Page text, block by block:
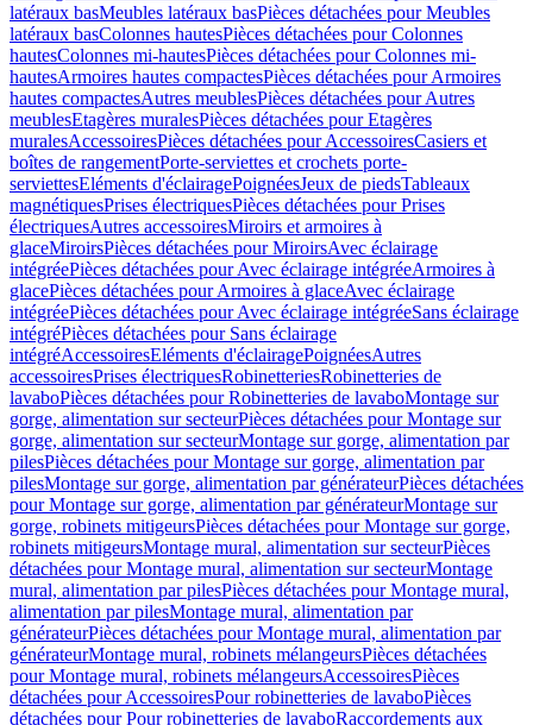
latéraux basMeubles latéraux basPièces détachées pour Meubles
latéraux basColonnes hautesPièces détachées pour Colonnes
hautesColonnes mi-hautesPièces détachées pour Colonnes mi-
hautesArmoires hautes compactesPièces détachées pour Armoires
hautes compactesAutres meublesPièces détachées pour Autres
meublesEtagères muralesPièces détachées pour Etagères
muralesAccessoiresPièces détachées pour AccessoiresCasiers et
boîtes de rangementPorte-serviettes et crochets porte-
serviettesEléments d'éclairagePoignéesJeux de piedsTableaux
magnétiquesPrises électriquesPièces détachées pour Prises
électriquesAutres accessoiresMiroirs et armoires à
glaceMiroirsPièces détachées pour MiroirsAvec éclairage
intégréePièces détachées pour Avec éclairage intégréeArmoires à
glacePièces détachées pour Armoires à glaceAvec éclairage
intégréePièces détachées pour Avec éclairage intégréeSans éclairage
intégréPièces détachées pour Sans éclairage
intégréAccessoiresEléments d'éclairagePoignéesAutres
accessoiresPrises électriquesRobinetteriesRobinetteries de
lavaboPièces détachées pour Robinetteries de lavaboMontage sur
gorge, alimentation sur secteurPièces détachées pour Montage sur
gorge, alimentation sur secteurMontage sur gorge, alimentation par
pilesPièces détachées pour Montage sur gorge, alimentation par
pilesMontage sur gorge, alimentation par générateurPièces détachées
pour Montage sur gorge, alimentation par générateurMontage sur
gorge, robinets mitigeursPièces détachées pour Montage sur gorge,
robinets mitigeursMontage mural, alimentation sur secteurPièces
détachées pour Montage mural, alimentation sur secteurMontage
mural, alimentation par pilesPièces détachées pour Montage mural,
alimentation par pilesMontage mural, alimentation par
générateurPièces détachées pour Montage mural, alimentation par
générateurMontage mural, robinets mélangeursPièces détachées
pour Montage mural, robinets mélangeursAccessoiresPièces
détachées pour AccessoiresPour robinetteries de lavaboPièces
détachées pour Pour robinetteries de lavaboRaccordements aux